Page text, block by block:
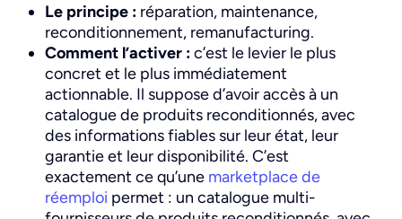
Le principe : réparation, maintenance,
reconditionnement, remanufacturing.
Comment l’activer :c’est le levier le plus
concret et le plus immédiatement
actionnable. Il suppose d’avoir accès à un
catalogue de produits reconditionnés, avec
des informations fiables sur leur état, leur
garantie et leur disponibilité. C’est
exactement ce qu’une marketplace de
réemploi permet : un catalogue multi-